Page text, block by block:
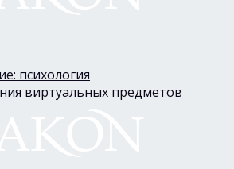
психология
виртуальных предметов